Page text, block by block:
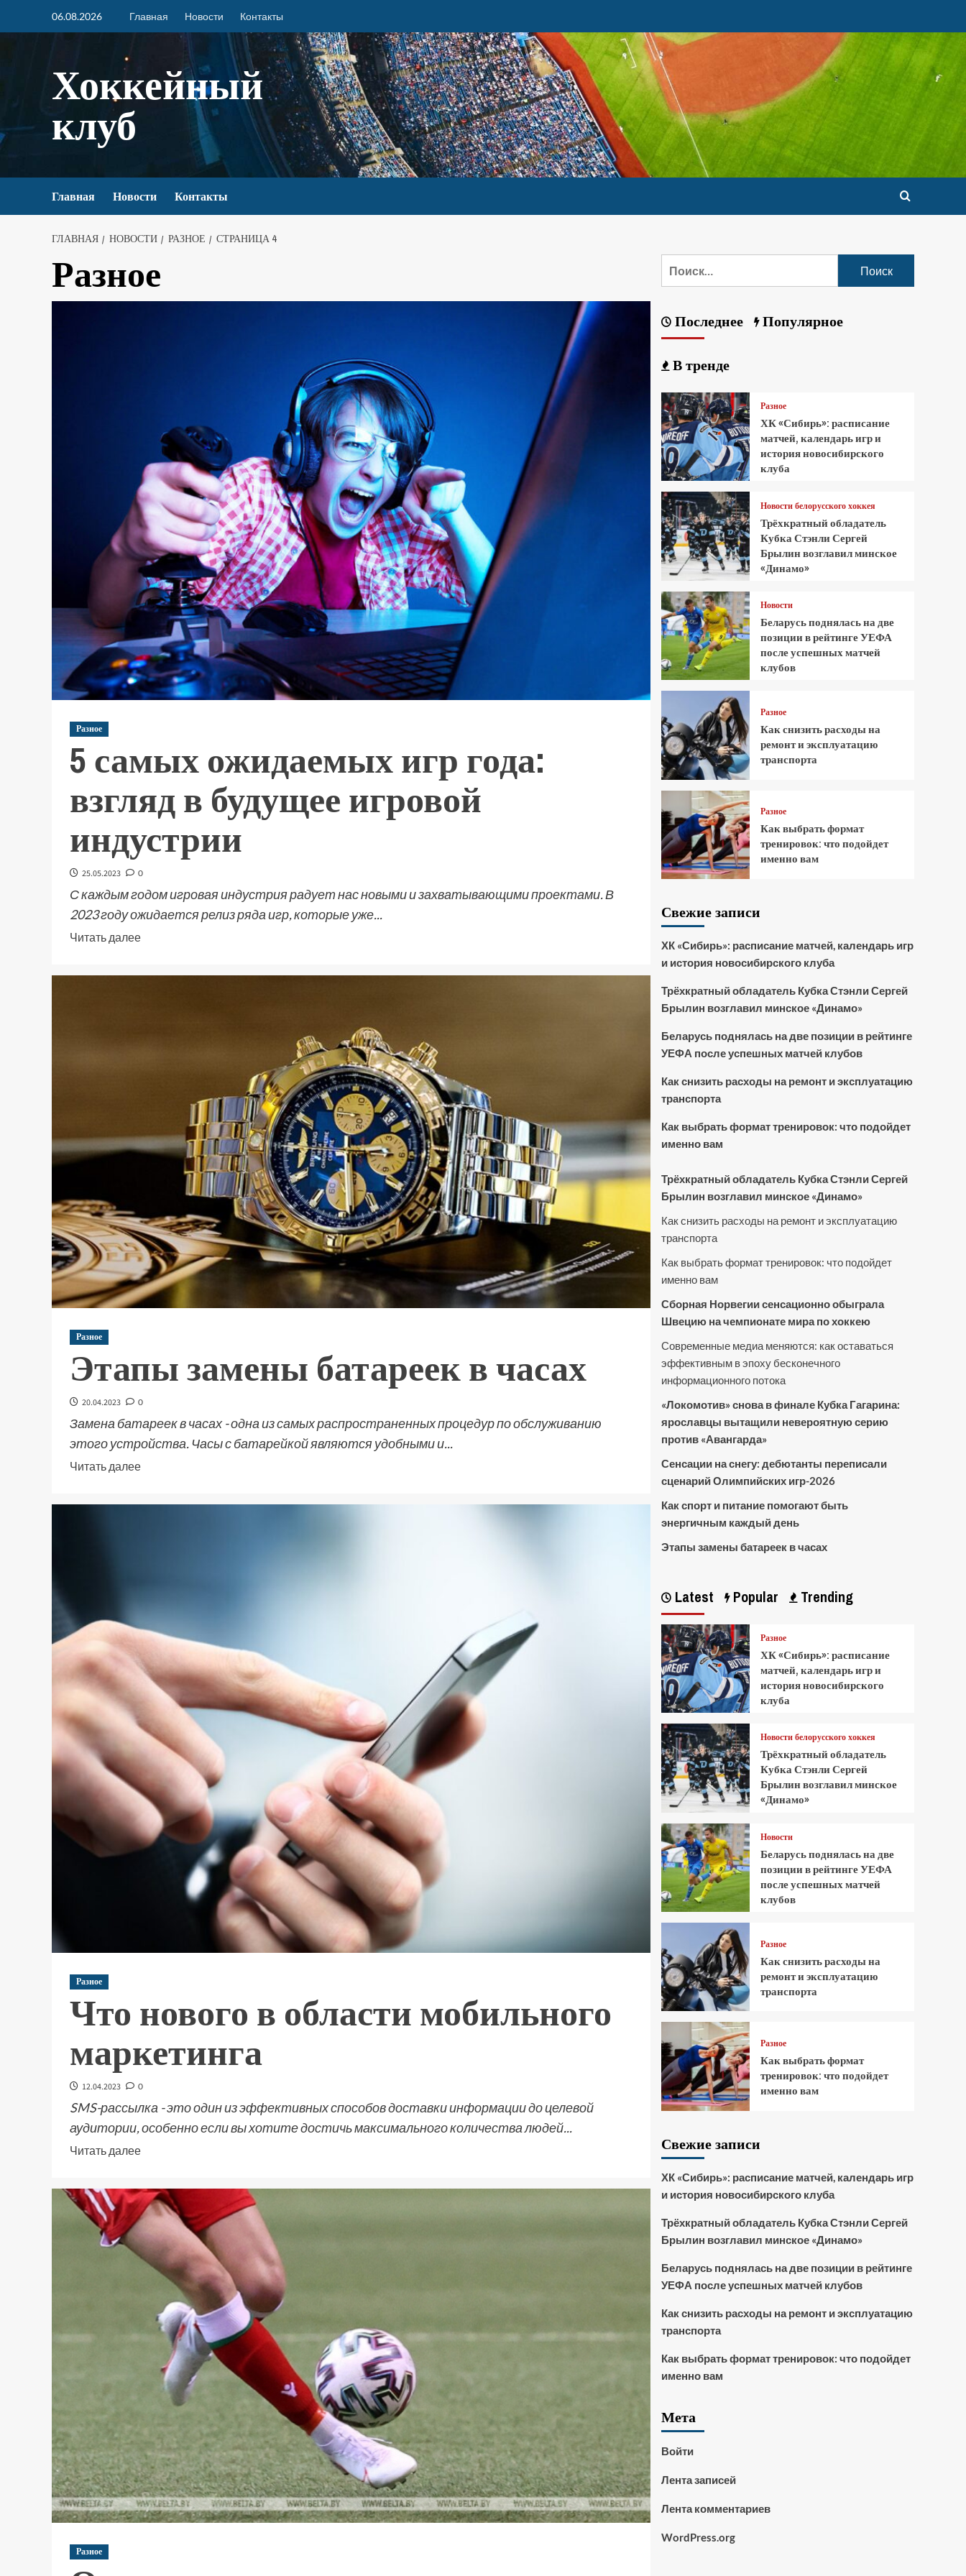
06.08.2026 Главная Новости Контакты
Хоккейный
клуб
Главная Новости Контакты
ГЛАВНАЯ НОВОСТИ РАЗНОЕ СТРАНИЦА 4
Разное
Разное
5 самых ожидаемых игр года:
взгляд в будущее игровой
индустрии
25.05.2023 0
С каждым годом игровая индустрия радует нас новыми и захватывающими проектами. В
2023 году ожидается релиз ряда игр, которые уже...
Читать далее
Разное
Этапы замены батареек в часах
20.04.2023 0
Замена батареек в часах - одна из самых распространенных процедур по обслуживанию
этого устройства. Часы с батарейкой являются удобными и...
Читать далее
Разное
Что нового в области мобильного
маркетинга
12.04.2023 0
SMS-рассылка - это один из эффективных способов доставки информации до целевой
аудитории, особенно если вы хотите достичь максимального количества людей...
Читать далее
Разное
Последнее Популярное
В тренде
Разное
ХК «Сибирь»: расписание
матчей, календарь игр и
история новосибирского
клуба
Новости белорусского хоккея
Трёхкратный обладатель
Кубка Стэнли Сергей
Брылин возглавил минское
«Динамо»
Новости
Беларусь поднялась на две
позиции в рейтинге УЕФА
после успешных матчей
клубов
Разное
Как снизить расходы на
ремонт и эксплуатацию
транспорта
Разное
Как выбрать формат
тренировок: что подойдет
именно вам
Свежие записи
ХК «Сибирь»: расписание матчей, календарь игр
и история новосибирского клуба
Трёхкратный обладатель Кубка Стэнли Сергей
Брылин возглавил минское «Динамо»
Беларусь поднялась на две позиции в рейтинге
УЕФА после успешных матчей клубов
Как снизить расходы на ремонт и эксплуатацию
транспорта
Как выбрать формат тренировок: что подойдет
именно вам
Трёхкратный обладатель Кубка Стэнли Сергей
Брылин возглавил минское «Динамо»
Как снизить расходы на ремонт и эксплуатацию
транспорта
Как выбрать формат тренировок: что подойдет
именно вам
Сборная Норвегии сенсационно обыграла
Швецию на чемпионате мира по хоккею
Современные медиа меняются: как оставаться
эффективным в эпоху бесконечного
информационного потока
«Локомотив» снова в финале Кубка Гагарина:
ярославцы вытащили невероятную серию
против «Авангарда»
Сенсации на снегу: дебютанты переписали
сценарий Олимпийских игр-2026
Как спорт и питание помогают быть
энергичным каждый день
Этапы замены батареек в часах
Latest Popular Trending
Разное
ХК «Сибирь»: расписание
матчей, календарь игр и
история новосибирского
клуба
Новости белорусского хоккея
Трёхкратный обладатель
Кубка Стэнли Сергей
Брылин возглавил минское
«Динамо»
Новости
Беларусь поднялась на две
позиции в рейтинге УЕФА
после успешных матчей
клубов
Разное
Как снизить расходы на
ремонт и эксплуатацию
транспорта
Разное
Как выбрать формат
тренировок: что подойдет
именно вам
Свежие записи
ХК «Сибирь»: расписание матчей, календарь игр
и история новосибирского клуба
Трёхкратный обладатель Кубка Стэнли Сергей
Брылин возглавил минское «Динамо»
Беларусь поднялась на две позиции в рейтинге
УЕФА после успешных матчей клубов
Как снизить расходы на ремонт и эксплуатацию
транспорта
Как выбрать формат тренировок: что подойдет
именно вам
Мета
Войти
Лента записей
Лента комментариев
WordPress.org